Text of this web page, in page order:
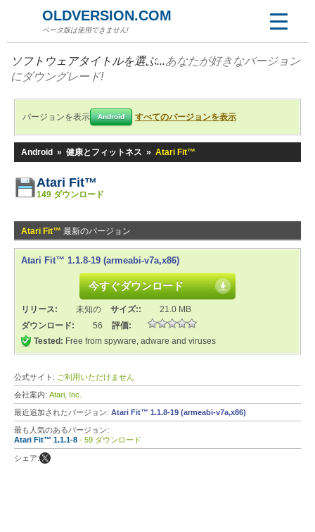
OLDVERSION.COM
ベータ版は使用できません!
ソフトウェアタイトルを選ぶ...あなたが好きなバージョン
にダウングレード!
バージョンを表示 Android すべてのバージョンを表示
Android » 健康とフィットネス » Atari Fit™
Atari Fit™
149 ダウンロード
Atari Fit™ 最新のバージョン
Atari Fit™ 1.1.8-19 (armeabi-v7a,x86)
今すぐダウンロード
リリース: 未知の サイズ::
21.0 MB
ダウンロード:
56
評価:
Tested: Free from spyware, adware and viruses
公式サイト: ご利用いただけません
会社案内: Atari, Inc.
最近追加されたバージョン: Atari Fit™ 1.1.8-19 (armeabi-v7a,x86)
最も人気のあるバージョン:
Atari Fit™ 1.1.1-8 - 59 ダウンロード
シェア: